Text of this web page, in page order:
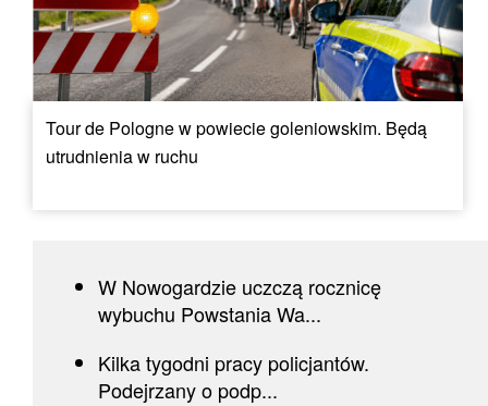
Tour de Pologne w powiecie goleniowskim. Będą
utrudnienia w ruchu
W Nowogardzie uczczą rocznicę
wybuchu Powstania Wa...
Kilka tygodni pracy policjantów.
Podejrzany o podp...